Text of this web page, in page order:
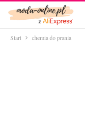
Start chemia do prania